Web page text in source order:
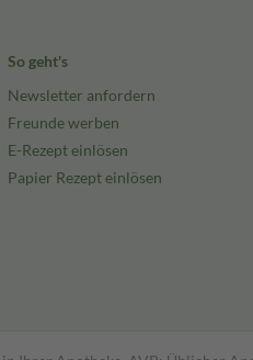
So geht's
Newsletter anfordern
Freunde werben
E-Rezept einlösen
Papier Rezept einlösen